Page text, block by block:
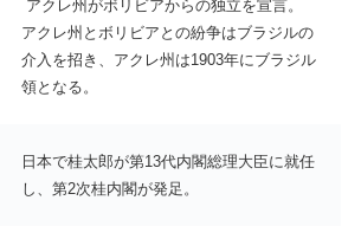
アクレ州がボリビアからの独立を宣言。
アクレ州とボリビアとの紛争はブラジルの
介入を招き、アクレ州は1903年にブラジル
領となる。
日本で桂太郎が第13代内閣総理大臣に就任
し、第2次桂内閣が発足。